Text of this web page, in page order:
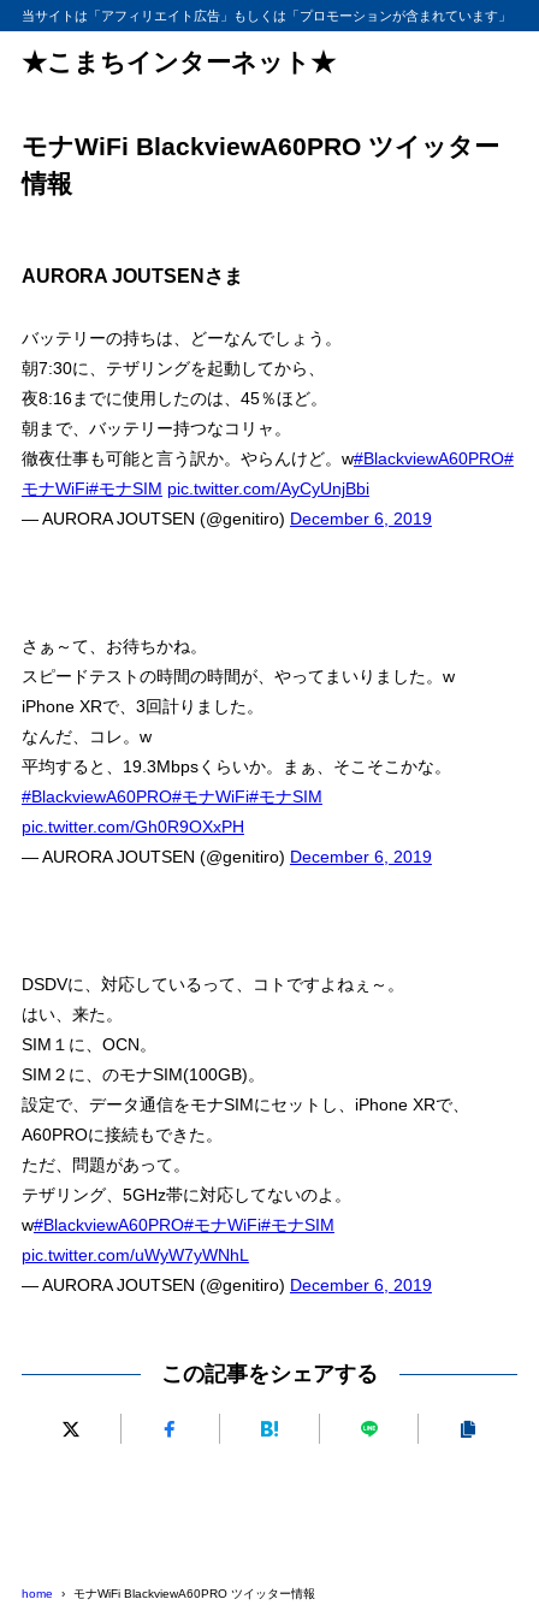
当サイトは「アフィリエイト広告」もしくは「プロモーションが含まれています」
★こまちインターネット★
モナWiFi BlackviewA60PRO ツイッター
情報
AURORA JOUTSENさま
バッテリーの持ちは、どーなんでしょう。
朝7:30に、テザリングを起動してから、
夜8:16までに使用したのは、45％ほど。
朝まで、バッテリー持つなコリャ。
徹夜仕事も可能と言う訳か。やらんけど。w#BlackviewA60PRO#
モナWiFi#モナSIM pic.twitter.com/AyCyUnjBbi
— AURORA JOUTSEN (@genitiro) December 6, 2019
さぁ～て、お待ちかね。
スピードテストの時間の時間が、やってまいりました。w
iPhone XRで、3回計りました。
なんだ、コレ。w
平均すると、19.3Mbpsくらいか。まぁ、そこそこかな。
#BlackviewA60PRO#モナWiFi#モナSIM
pic.twitter.com/Gh0R9OXxPH
— AURORA JOUTSEN (@genitiro) December 6, 2019
DSDVに、対応しているって、コトですよねぇ～。
はい、来た。
SIM１に、OCN。
SIM２に、のモナSIM(100GB)。
設定で、データ通信をモナSIMにセットし、iPhone XRで、
A60PROに接続もできた。
ただ、問題があって。
テザリング、5GHz帯に対応してないのよ。
w#BlackviewA60PRO#モナWiFi#モナSIM
pic.twitter.com/uWyW7yWNhL
— AURORA JOUTSEN (@genitiro) December 6, 2019
この記事をシェアする
home モナWiFi BlackviewA60PRO ツイッター情報